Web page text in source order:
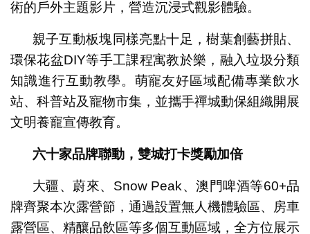
術的戶外主題影片，營造沉浸式觀影體驗。
親子互動板塊同樣亮點十足，樹葉創藝拼貼、
環保花盆DIY等手工課程寓教於樂，融入垃圾分類
知識進行互動教學。萌寵友好區域配備專業飲水
站、科普站及寵物市集，並攜手禪城動保組織開展
文明養寵宣傳教育。
六十家品牌聯動， 雙城打卡獎勵加倍
大疆、蔚來、Snow Peak、澳門啤酒等60+品
牌齊聚本次露營節，通過設置無人機體驗區、房車
露營區、精釀品飲區等多個互動區域，全方位展示